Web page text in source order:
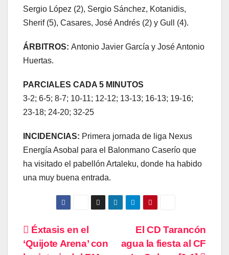
Sergio López (2), Sergio Sánchez, Kotanidis,
Sherif (5), Casares, José Andrés (2) y Gull (4).
ÁRBITROS: Antonio Javier García y José Antonio
Huertas.
PARCIALES CADA 5 MINUTOS
3-2; 6-5; 8-7; 10-11; 12-12; 13-13; 16-13; 19-16;
23-18; 24-20; 32-25
INCIDENCIAS: Primera jornada de liga Nexus
Energía Asobal para el Balonmano Caserío que
ha visitado el pabellón Artaleku, donde ha habido
una muy buena entrada.
Navegación
El CD Tarancón
agua la fiesta al CF
Éxtasis en el
‘Quijote Arena’ con